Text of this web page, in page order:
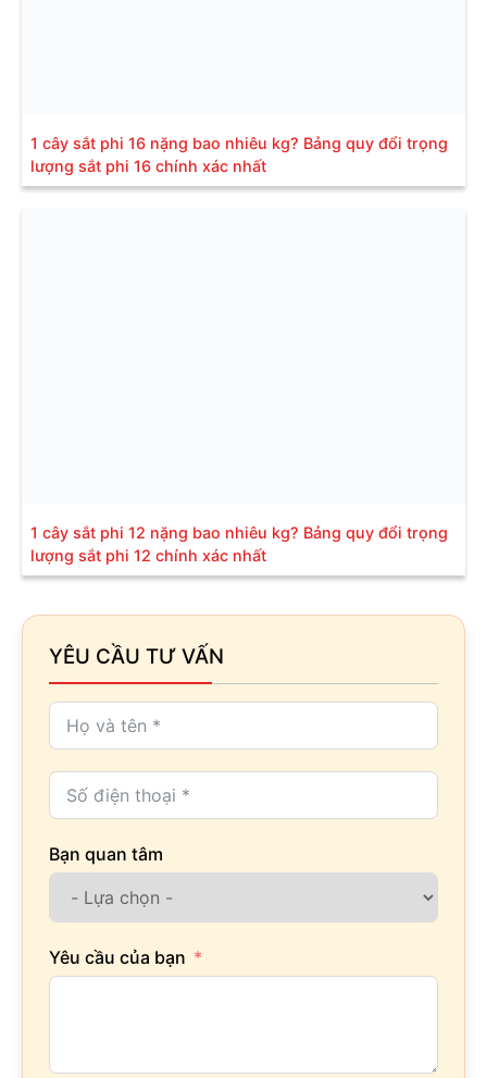
1 cây sắt phi 16 nặng bao nhiêu kg? Bảng quy đổi trọng
lượng sắt phi 16 chính xác nhất
1 cây sắt phi 12 nặng bao nhiêu kg? Bảng quy đổi trọng
lượng sắt phi 12 chính xác nhất
YÊU CẦU TƯ VẤN
Bạn quan tâm
Yêu cầu của bạn